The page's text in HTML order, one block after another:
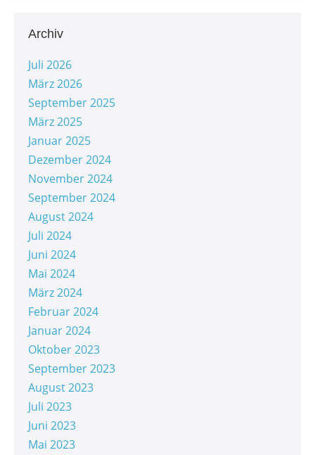
Archiv
Juli 2026
März 2026
September 2025
März 2025
Januar 2025
Dezember 2024
November 2024
September 2024
August 2024
Juli 2024
Juni 2024
Mai 2024
März 2024
Februar 2024
Januar 2024
Oktober 2023
September 2023
August 2023
Juli 2023
Juni 2023
Mai 2023